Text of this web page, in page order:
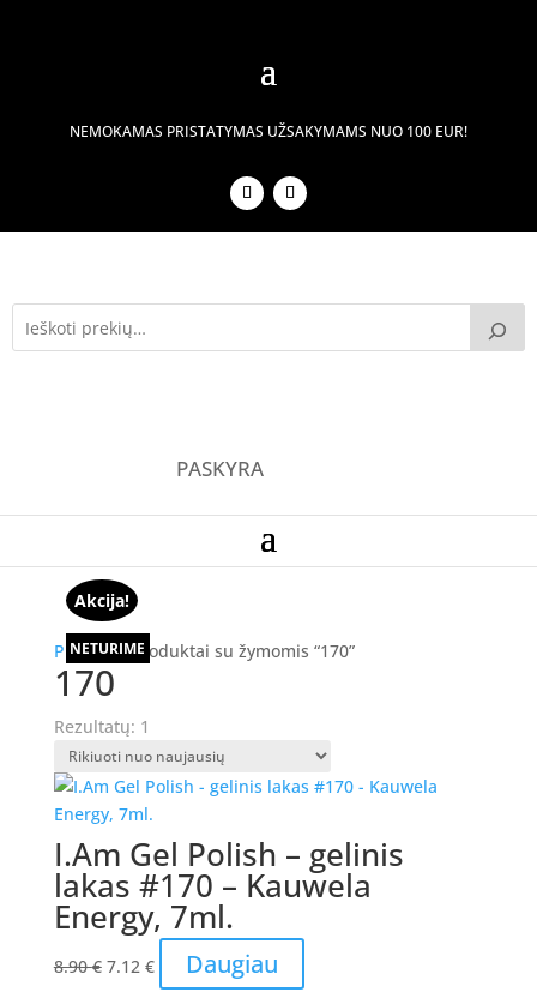
NEMOKAMAS PRISTATYMAS UŽSAKYMAMS NUO 100 EUR!
PASKYRA
Pradžia/ Produktai su žymomis “170”
170
Rezultatų: 1
Akcija!
NETURIME
I.Am Gel Polish – gelinis
lakas #170 – Kauwela
Energy, 7ml.
8.90€ Original
7.12 €Current
price
Daugiau